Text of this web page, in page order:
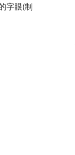
字眼(制